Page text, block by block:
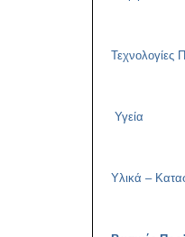
Τεχνολογίες
Υγεία
Υλικά –